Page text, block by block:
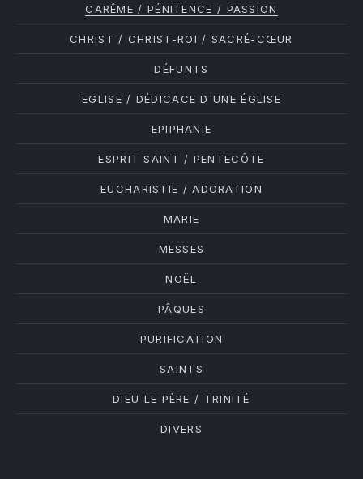
CARÊME / PÉNITENCE / PASSION
CHRIST / CHRIST-ROI / SACRÉ-CŒUR
DÉFUNTS
EGLISE / DÉDICACE D'UNE ÉGLISE
EPIPHANIE
ESPRIT SAINT / PENTECÔTE
EUCHARISTIE / ADORATION
MARIE
MESSES
NOËL
PÂQUES
PURIFICATION
SAINTS
DIEU LE PÈRE / TRINITÉ
DIVERS